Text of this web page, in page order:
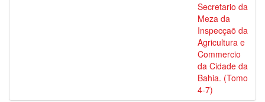
Secretario da
Meza da
Inspecçaõ da
Agricultura e
Commercio
da Cidade da
Bahia. (Tomo
4-7)